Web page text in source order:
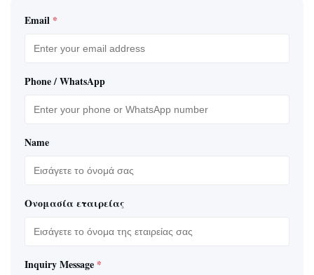
Email *
Phone / WhatsApp
Name
Ονομασία εταιρείας
Inquiry Message *